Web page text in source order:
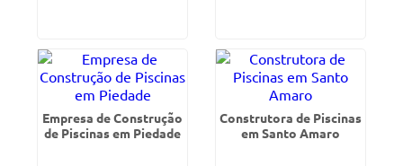
Empresa de Construção
de Piscinas em Piedade
Construtora de Piscinas
em Santo Amaro